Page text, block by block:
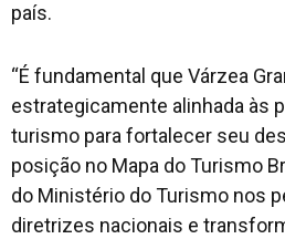
país.
“É fundamental que Várzea
estrategicamente alinhada às
turismo para fortalecer seu
posição no Mapa do Turismo
do Ministério do Turismo nos
diretrizes nacionais e